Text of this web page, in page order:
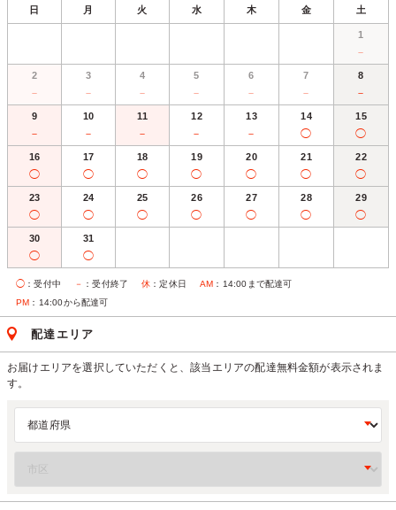
日 月 火 水 木 金 土
1
－
2
－
3
－
4
－
5
－
6
－
7
－
8
－
9
－
10
－
11
－
12
－
13
－
14
◯
15
◯
16
◯
17
◯
18
◯
19
◯
20
◯
21
◯
22
◯
23
◯
24
◯
25
◯
26
◯
27
◯
28
◯
29
◯
30
◯
31
◯
◯ ：受付中 － ：受付終了 休 ：定休日 AM ：14:00まで配達可
PM ：14:00から配達可
配達エリア
お届けエリアを選択していただくと、該当エリアの配達無料金額が表示されま
す。